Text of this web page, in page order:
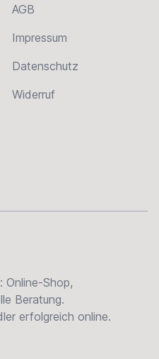
AGB
Impressum
Datenschutz
Widerruf
Online-Shop,
Beratung.
erfolgreich online.